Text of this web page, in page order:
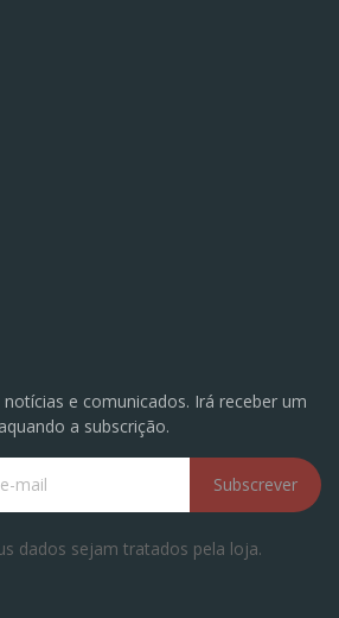
e comunicados. Irá receber um
a subscrição.
Subscrever
dados sejam tratados pela loja.